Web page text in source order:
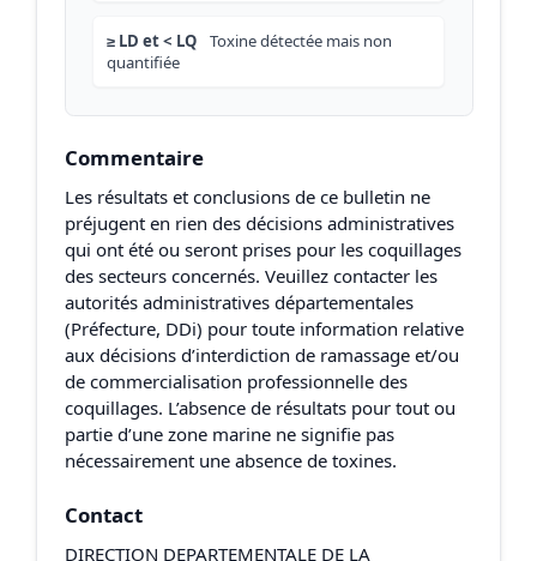
≥ LD et < LQ
Toxine détectée mais non
quantifiée
Commentaire
Les résultats et conclusions de ce bulletin ne
préjugent en rien des décisions administratives
qui ont été ou seront prises pour les coquillages
des secteurs concernés. Veuillez contacter les
autorités administratives départementales
(Préfecture, DDi) pour toute information relative
aux décisions d’interdiction de ramassage et/ou
de commercialisation professionnelle des
coquillages. L’absence de résultats pour tout ou
partie d’une zone marine ne signifie pas
nécessairement une absence de toxines.
Contact
DIRECTION DEPARTEMENTALE DE LA